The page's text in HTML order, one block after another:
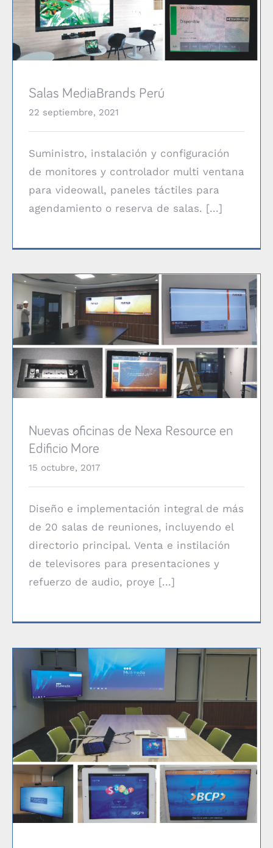
Salas MediaBrands Perú
Salas MediaBrands Perú
22 septiembre, 2021
Suministro, instalación y configuración
de monitores y controlador multi ventana
para videowall, paneles táctiles para
agendamiento o reserva de salas. [...]
Nuevas oficinas de Nexa Resource en Edificio More
Nuevas oficinas de Nexa Resource en
Edificio More
15 octubre, 2017
Diseño e implementación integral de más
de 20 salas de reuniones, incluyendo el
directorio principal. Venta e instilación
de televisores para presentaciones y
refuerzo de audio, proye [...]
Oficinas varias del BCP en sede Chorrillos y La Molina